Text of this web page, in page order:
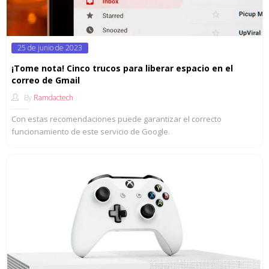
Posted
25 de junio de 2023
¡Tome nota! Cinco trucos para liberar espacio en el
correo de Gmail
By Ramdactech
Con estas recomendaciones puede garantizar el correcto
funcionamiento de este servicio de Google.